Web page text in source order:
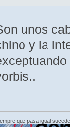
unos
y la
que pasa igual